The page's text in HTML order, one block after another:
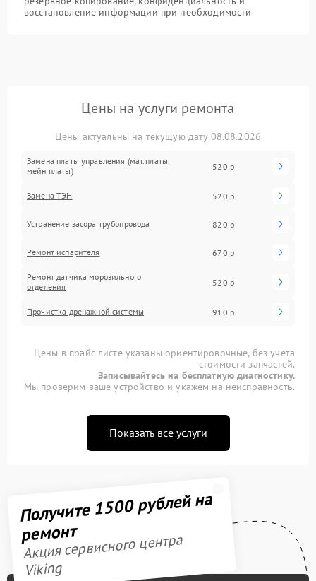
восстановление информации при необходимости
Цены на услуги ремонта
Цены актуальны на текущую дату 08.08.2026
Замена платы управления (мат.платы,
мейн платы)
520 р
Замена ТЭН 520 р
Устранение засора трубопровода 820 р
Ремонт испарителя 670 р
Ремонт датчика морозильного
отделения
520 р
Прочистка дренажной системы 910 р
Цены в прайс-листе указаны ориентировочные, без учета
стоимости запчастей.
Записывайтесь на бесплатную диагностику.
Мы проверим ваше устройство и укажем на неисправность.
Показать все услуги
Получите 1500 рублей на
ремонт
Акция сервисного центра
Viking